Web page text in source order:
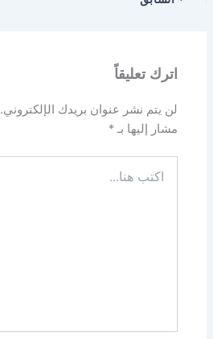
اترك تعليقاً
لن يتم نشر عنوان بريدك الإلكتروني.
مشار إليها بـ*
هنا...